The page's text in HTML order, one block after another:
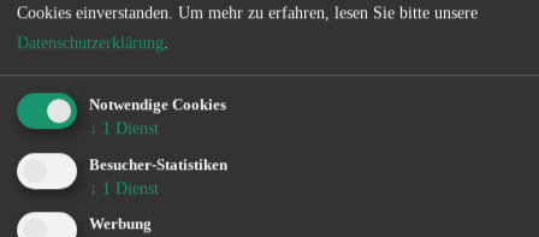
Seeforelle (bis 10 kg)
Brasse, Kleine Maräne, Rotauge, Wels
Bilder
Cookies einverstanden. Um mehr zu erfahren, lesen Sie bitte unsere
Datenschutzerklärung.
Notwendige Cookies
↓ 1 Dienst
Besucher-Statistiken
↓ 1 Dienst
Werbung